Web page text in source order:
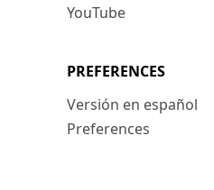
YouTube
PREFERENCES
Versión en español
Preferences